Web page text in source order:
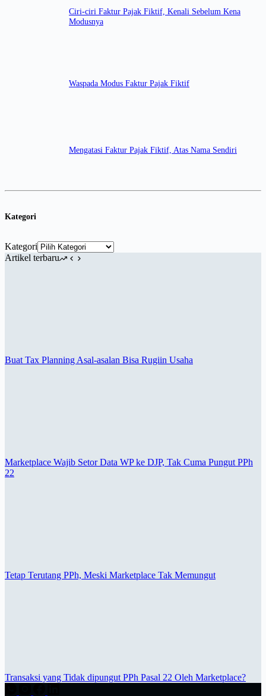
Ciri-ciri Faktur Pajak Fiktif, Kenali Sebelum Kena
Modusnya
Waspada Modus Faktur Pajak Fiktif
Mengatasi Faktur Pajak Fiktif, Atas Nama Sendiri
Kategori
Kategori
Artikel terbaru
Buat Tax Planning Asal-asalan Bisa Rugiin Usaha
Marketplace Wajib Setor Data WP ke DJP, Tak Cuma Pungut PPh
22
Tetap Terutang PPh, Meski Marketplace Tak Memungut
Transaksi yang Tidak dipungut PPh Pasal 22 Oleh Marketplace?